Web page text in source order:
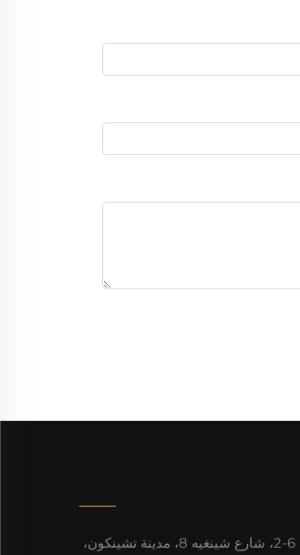
رقم 6-2، شارع شينغيه 8، مدينة تشينكون،